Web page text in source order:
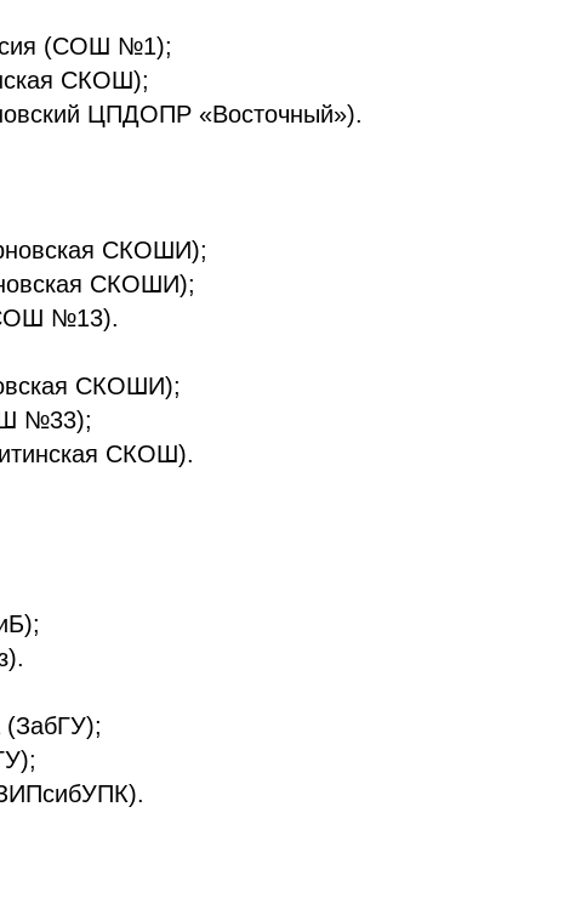
(СОШ №1);
СКОШ);
ЦПДОПР «Восточный»).
СКОШИ);
СКОШИ);
№13).
СКОШИ);
№33);
СКОШ).
(ЗабГУ);